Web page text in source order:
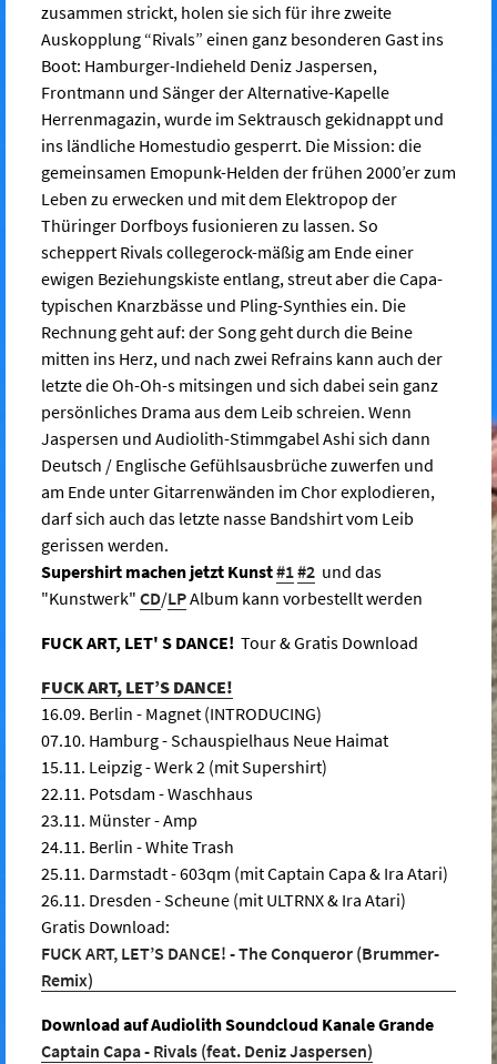
zusammen strickt, holen sie sich für ihre zweite
Auskopplung “Rivals” einen ganz besonderen Gast ins
Boot: Hamburger-Indieheld Deniz Jaspersen,
Frontmann und Sänger der Alternative-Kapelle
Herrenmagazin, wurde im Sektrausch gekidnappt und
ins ländliche Homestudio gesperrt. Die Mission: die
gemeinsamen Emopunk-Helden der frühen 2000’er zum
Leben zu erwecken und mit dem Elektropop der
Thüringer Dorfboys fusionieren zu lassen. So
scheppert Rivals collegerock-mäßig am Ende einer
ewigen Beziehungskiste entlang, streut aber die Capa-
typischen Knarzbässe und Pling-Synthies ein. Die
Rechnung geht auf: der Song geht durch die Beine
mitten ins Herz, und nach zwei Refrains kann auch der
letzte die Oh-Oh-s mitsingen und sich dabei sein ganz
persönliches Drama aus dem Leib schreien. Wenn
Jaspersen und Audiolith-Stimmgabel Ashi sich dann
Deutsch / Englische Gefühlsausbrüche zuwerfen und
am Ende unter Gitarrenwänden im Chor explodieren,
darf sich auch das letzte nasse Bandshirt vom Leib
gerissen werden.
Supershirt machen jetzt Kunst#1#2 und das
"Kunstwerk" CD/LPAlbum kann vorbestellt werden
FUCK ART, LET' S DANCE! Tour & Gratis Download
FUCK ART, LET’S DANCE!
16.09. Berlin - Magnet (INTRODUCING)
07.10. Hamburg - Schauspielhaus Neue Haimat
15.11. Leipzig - Werk 2 (mit Supershirt)
22.11. Potsdam - Waschhaus
23.11. Münster - Amp
24.11. Berlin - White Trash
25.11. Darmstadt - 603qm (mit Captain Capa & Ira Atari)
26.11. Dresden - Scheune (mit ULTRNX & Ira Atari)
Gratis Download:
FUCK ART, LET’S DANCE! - The Conqueror (Brummer-
Remix)
Download auf Audiolith Soundcloud Kanale Grande
Captain Capa - Rivals (feat. Deniz Jaspersen)